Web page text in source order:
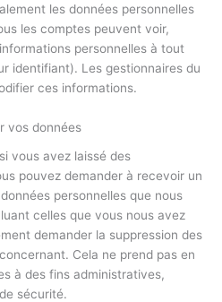
les données personnelles
les comptes peuvent voir,
personnelles à tout
identifiant). Les gestionnaires du
ces informations.
vos données
vous avez laissé des
pouvez demander à recevoir un
personnelles que nous
celles que vous nous avez
demander la suppression des
Cela ne prend pas en
à des fins administratives,
sécurité.